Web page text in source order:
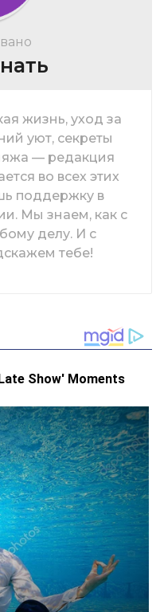
жизнь, уход за
уют, секреты
— редакция
во всех этих
поддержку в
Мы знаем, как с
делу. И с
тебе!